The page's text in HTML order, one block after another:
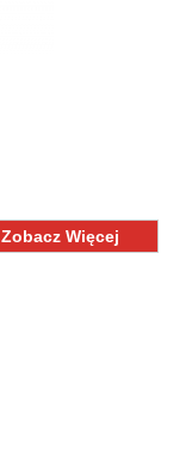
Zobacz Więcej